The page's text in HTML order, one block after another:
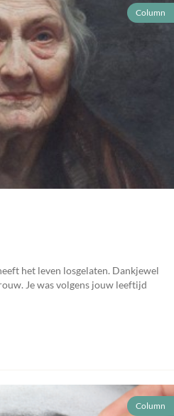
Column
het leven losgelaten. Dankjewel
Je was volgens jouw leeftijd
Column